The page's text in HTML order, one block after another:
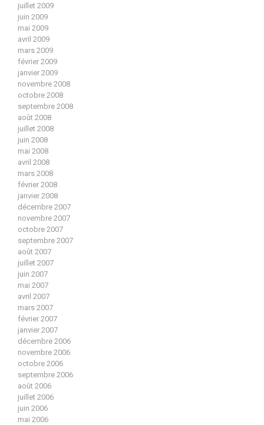
juillet 2009
juin 2009
mai 2009
avril 2009
mars 2009
février 2009
janvier 2009
novembre 2008
octobre 2008
septembre 2008
août 2008
juillet 2008
juin 2008
mai 2008
avril 2008
mars 2008
février 2008
janvier 2008
décembre 2007
novembre 2007
octobre 2007
septembre 2007
août 2007
juillet 2007
juin 2007
mai 2007
avril 2007
mars 2007
février 2007
janvier 2007
décembre 2006
novembre 2006
octobre 2006
septembre 2006
août 2006
juillet 2006
juin 2006
mai 2006